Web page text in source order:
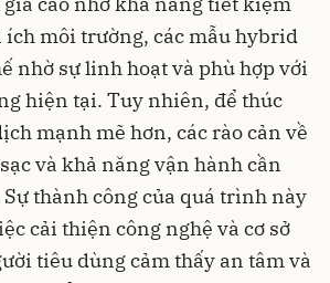
môi trường, các mẫu hybrid
nhờ sự linh hoạt và phù hợp với
hiện tại. Tuy nhiên, để thúc
mạnh mẽ hơn, các rào cản về
và khả năng vận hành cần
thành công của quá trình này
cải thiện công nghệ và cơ sở
tiêu dùng cảm thấy an tâm và